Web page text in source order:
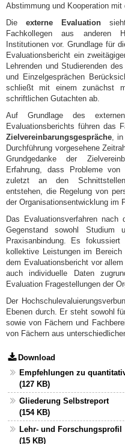
Abstimmung und Kooperation mit
Die externe Evaluation
Fachkollegen aus anderen
Institutionen vor. Grundlage für
Evaluationsbericht ein
Lehrenden und Studierenden
und Einzelgesprächen
schließt mit einem zunächst
schriftlichen Gutachten ab.
Auf Grundlage des
Evaluationsberichts führen das
Zielvereinbarungsgespräche ,
Durchführung vorgesehene
Grundgedanke der
Erfahrung, dass Probleme
zuletzt an den Schnittstellen
entstehen, die Regelung von
der Organisationsentwicklung im
Das Evaluationsverfahren
Gegenstand sowohl
Praxisanbindung. Es
kollektive Leistungen im
dem Evaluationsbericht vor
auch individuelle Daten
Evaluation Fragestellungen der
Der
Ebenen durch. Er steht sowohl
sowie von Fächern und
von Fächern aus
Download
Empfehlungen zu
(127 KB)
Gliederung Selbstreport
(154 KB)
Lehr- und Forschungsprofil
(15 KB)